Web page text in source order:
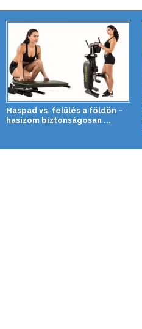
Haspad vs. felülés a földön –
hasizom biztonságosan ...